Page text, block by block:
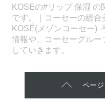
KOSEの#リップ 保湿
です。｜コーセーの総
KOSÉ(メゾンコーセー)
情報や、コーセーグル
していきます。
ペー